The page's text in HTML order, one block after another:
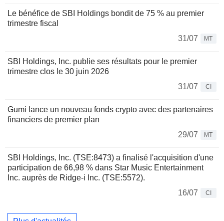
Le bénéfice de SBI Holdings bondit de 75 % au premier
trimestre fiscal
31/07
MT
SBI Holdings, Inc. publie ses résultats pour le premier
trimestre clos le 30 juin 2026
31/07
CI
Gumi lance un nouveau fonds crypto avec des partenaires
financiers de premier plan
29/07
MT
SBI Holdings, Inc. (TSE:8473) a finalisé l'acquisition d'une
participation de 66,98 % dans Star Music Entertainment
Inc. auprès de Ridge-i Inc. (TSE:5572).
16/07
CI